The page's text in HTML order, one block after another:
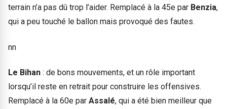
terrain n’a pas dû trop l’aider. Remplacé à la 45e par Benzia,
qui a peu touché le ballon mais provoqué des fautes.
nn
Le Bihan : de bons mouvements, et un rôle important
lorsqu’il reste en retrait pour construire les offensives.
Remplacé à la 60e par Assalé, qui a été bien meilleur que